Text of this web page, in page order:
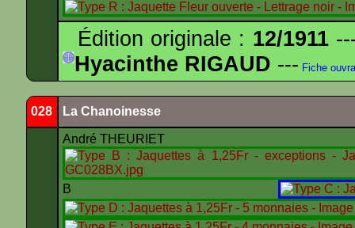
Édition originale : 12/1911
Hyacinthe RIGAUD --- Fiche
028 La Chanoinesse
André THEURIET
B